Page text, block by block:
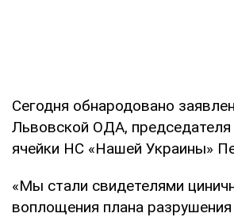
Сегодня обнародовано
Львовской ОДА, председателя
ячейки НС «Нашей Украины»
«Мы стали свидетелями
воплощения плана разрушения